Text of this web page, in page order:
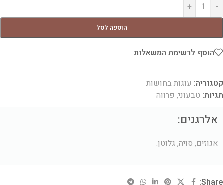
-
+
הוספה לסל
הוסף לרשימת המשאלות
קטגוריה: עוגות בחושות
תגיות: טבעוני, פרווה
אלרגנים:
אגוזים, סויה, גלוטן.
Share: